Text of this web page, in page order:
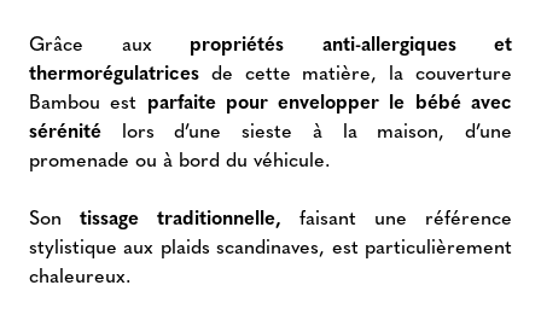
Grâce aux propriétés anti-allergiques et
thermorégulatrices de cette matière, la couverture
Bambou est parfaite pour envelopper le bébé avec
sérénité lors d’une sieste à la maison, d’une
promenade ou à bord du véhicule.
Son tissage traditionnelle, faisant une référence
stylistique aux plaids scandinaves, est particulièrement
chaleureux.